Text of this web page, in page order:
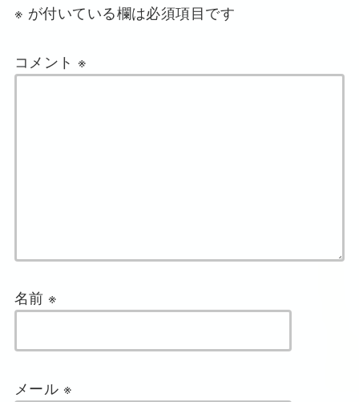
※ が付いている欄は必須項目です
コメント ※
名前 ※
メール ※